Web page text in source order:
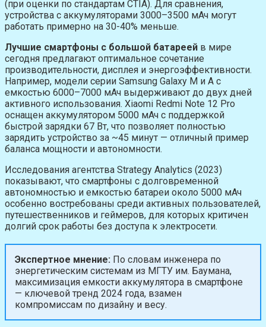
(при оценки по стандартам CTIA). Для сравнения,
устройства с аккумуляторами 3000–3500 мАч могут
работать примерно на 30-40% меньше.
Лучшие смартфоны с большой батареей в мире
сегодня предлагают оптимальное сочетание
производительности, дисплея и энергоэффективности.
Например, модели серии Samsung Galaxy M и A с
емкостью 6000–7000 мАч выдерживают до двух дней
активного использования. Xiaomi Redmi Note 12 Pro
оснащен аккумулятором 5000 мАч с поддержкой
быстрой зарядки 67 Вт, что позволяет полностью
зарядить устройство за ~45 минут — отличный пример
баланса мощности и автономности.
Исследования агентства Strategy Analytics (2023)
показывают, что смартфоны с долговременной
автономностью и емкостью батареи около 5000 мАч
особенно востребованы среди активных пользователей,
путешественников и геймеров, для которых критичен
долгий срок работы без доступа к электросети.
Экспертное мнение: По словам инженера по
энергетическим системам из МГТУ им. Баумана,
максимизация емкости аккумулятора в смартфоне
— ключевой тренд 2024 года, взамен
компромиссам по дизайну и весу.